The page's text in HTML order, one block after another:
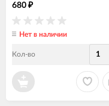
680 ₽
Нет в наличии
Кол-во